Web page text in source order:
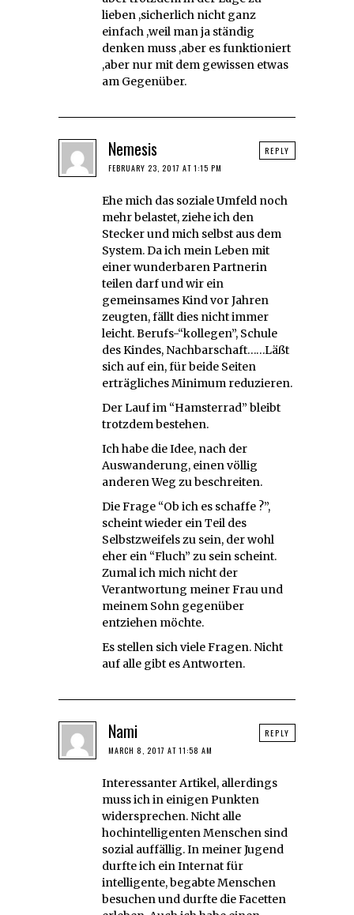
lieben ,sicherlich nicht ganz
einfach ,weil man ja ständig
denken muss ,aber es funktioniert
,aber nur mit dem gewissen etwas
am Gegenüber.
Nemesis
FEBRUARY 23, 2017 AT 1:15 PM
Ehe mich das soziale Umfeld noch
mehr belastet, ziehe ich den
Stecker und mich selbst aus dem
System. Da ich mein Leben mit
einer wunderbaren Partnerin
teilen darf und wir ein
gemeinsames Kind vor Jahren
zeugten, fällt dies nicht immer
leicht. Berufs-“kollegen”, Schule
des Kindes, Nachbarschaft……Läßt
sich auf ein, für beide Seiten
erträgliches Minimum reduzieren.
Der Lauf im “Hamsterrad” bleibt
trotzdem bestehen.
Ich habe die Idee, nach der
Auswanderung, einen völlig
anderen Weg zu beschreiten.
Die Frage “Ob ich es schaffe ?”,
scheint wieder ein Teil des
Selbstzweifels zu sein, der wohl
eher ein “Fluch” zu sein scheint.
Zumal ich mich nicht der
Verantwortung meiner Frau und
meinem Sohn gegenüber
entziehen möchte.
Es stellen sich viele Fragen. Nicht
auf alle gibt es Antworten.
REPLY
Nami
MARCH 8, 2017 AT 11:58 AM
Interessanter Artikel, allerdings
muss ich in einigen Punkten
widersprechen. Nicht alle
hochintelligenten Menschen sind
sozial auffällig. In meiner Jugend
durfte ich ein Internat für
intelligente, begabte Menschen
besuchen und durfte die Facetten
REPLY